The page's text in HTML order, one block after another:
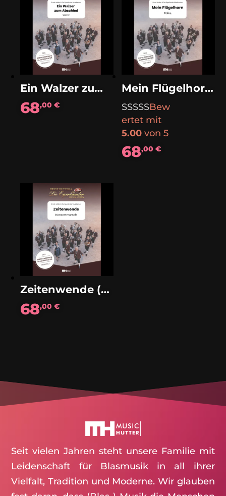
Ein Walzer zum Abschied (Walzer)
68,00€
Mein Flügelhorn (Polka)
Bew
ertet mit
5.00von 5
68,00 €
Zeitenwende (Konzertmarsch)
68,00€
Seit vielen Jahren steht unsere Familie mit
Leidenschaft für Blasmusik in all ihrer
Vielfalt, Tradition und Moderne. Wir glauben